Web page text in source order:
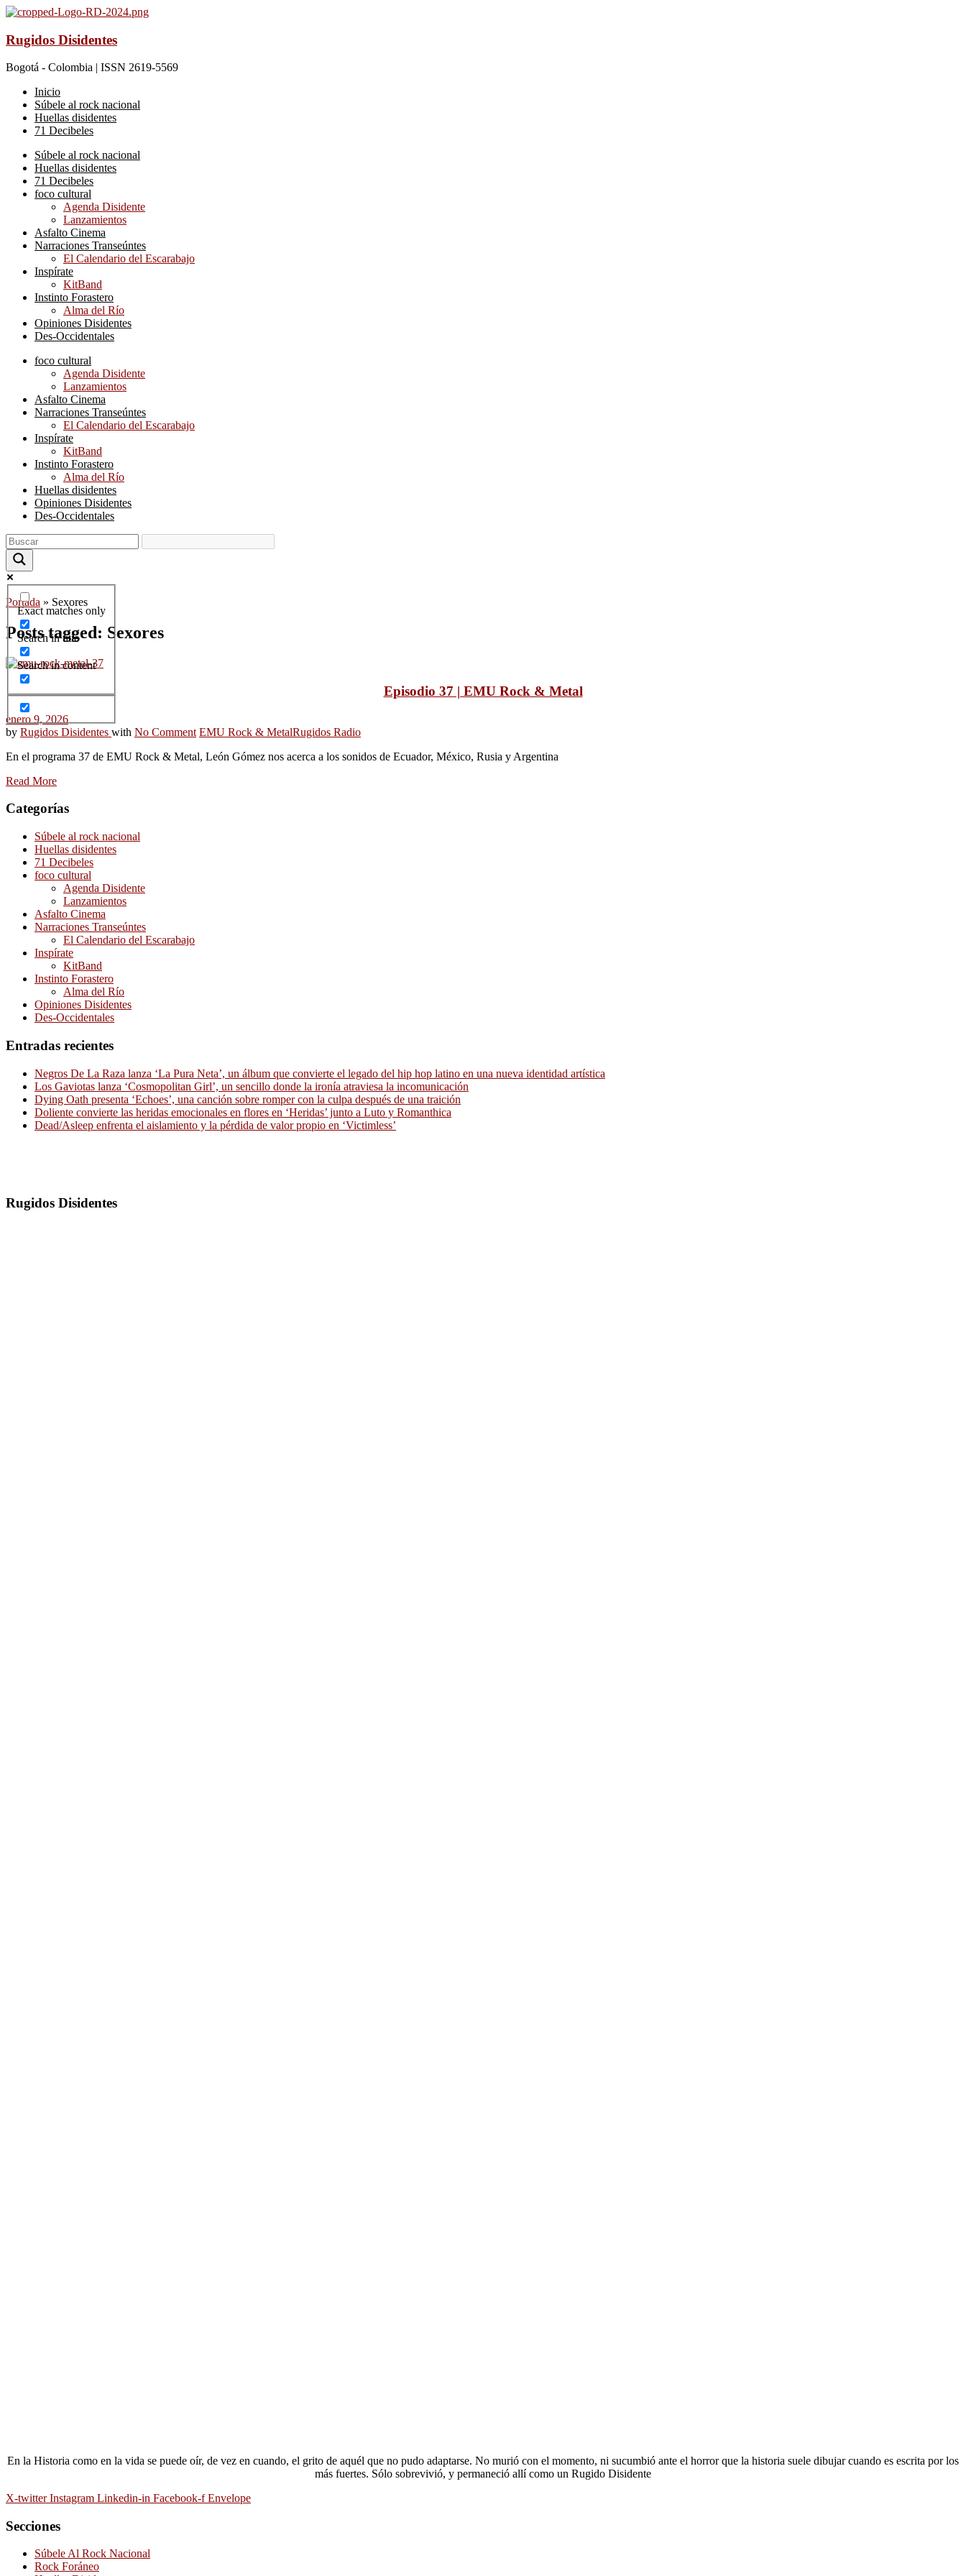
Rugidos Disidentes
Bogotá - Colombia | ISSN 2619-5569
Inicio
Súbele al rock nacional
Huellas disidentes
71 Decibeles
Súbele al rock nacional
Huellas disidentes
71 Decibeles
foco cultural
Agenda Disidente
Lanzamientos
Asfalto Cinema
Narraciones Transeúntes
El Calendario del Escarabajo
Inspírate
KitBand
Instinto Forastero
Alma del Río
Opiniones Disidentes
Des-Occidentales
foco cultural
Agenda Disidente
Lanzamientos
Asfalto Cinema
Narraciones Transeúntes
El Calendario del Escarabajo
Inspírate
KitBand
Instinto Forastero
Alma del Río
Huellas disidentes
Opiniones Disidentes
Des-Occidentales
Exact matches only
Search in title
Search in content
Portada » Sexores
Posts tagged: Sexores
Episodio 37 | EMU Rock & Metal
enero 9, 2026
by Rugidos Disidentes with No Comment EMU Rock & MetalRugidos Radio
En el programa 37 de EMU Rock & Metal, León Gómez nos acerca a los sonidos de Ecuador, México, Rusia y Argentina
Read More
Categorías
Súbele al rock nacional
Huellas disidentes
71 Decibeles
foco cultural
Agenda Disidente
Lanzamientos
Asfalto Cinema
Narraciones Transeúntes
El Calendario del Escarabajo
Inspírate
KitBand
Instinto Forastero
Alma del Río
Opiniones Disidentes
Des-Occidentales
Entradas recientes
Negros De La Raza lanza ‘La Pura Neta’, un álbum que convierte el legado del hip hop latino en una nueva identidad artística
Los Gaviotas lanza ‘Cosmopolitan Girl’, un sencillo donde la ironía atraviesa la incomunicación
Dying Oath presenta ‘Echoes’, una canción sobre romper con la culpa después de una traición
Doliente convierte las heridas emocionales en flores en ‘Heridas’ junto a Luto y Romanthica
Dead/Asleep enfrenta el aislamiento y la pérdida de valor propio en ‘Victimless’
Rugidos Disidentes
En la Historia como en la vida se puede oír, de vez en cuando, el grito de aquél que no pudo adaptarse. No murió con el momento, ni sucumbió ante el horror que la historia suele dibujar cuando es escrita por los
más fuertes. Sólo sobrevivió, y permaneció allí como un Rugido Disidente
X-twitter Instagram Linkedin-in Facebook-f Envelope
Secciones
Súbele Al Rock Nacional
Rock Foráneo